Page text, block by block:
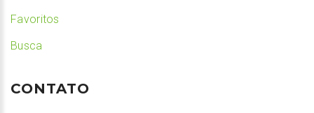
Favoritos
Busca
CONTATO